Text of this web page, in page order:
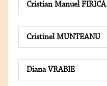
Cristian Manuel FIRICĂ
Cristinel MUNTEANU
Diana VRABIE